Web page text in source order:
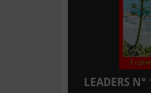
LEADERS